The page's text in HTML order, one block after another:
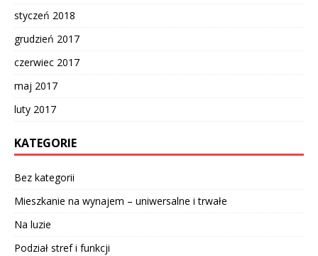
styczeń 2018
grudzień 2017
czerwiec 2017
maj 2017
luty 2017
KATEGORIE
Bez kategorii
Mieszkanie na wynajem – uniwersalne i trwałe
Na luzie
Podział stref i funkcji